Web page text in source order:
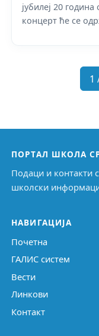
јубилеј 20
концерт ће се
1
ПОРТАЛ ШКОЛА
Подаци и контакти
школски
НАВИГАЦИЈА
Почетна
ГАЛИС систем
Вести
Линкови
Контакт